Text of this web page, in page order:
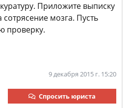
Приложите выписку
мозга. Пусть
проверку.
9 декабря 2015 г. 15:20
Спросить юриста